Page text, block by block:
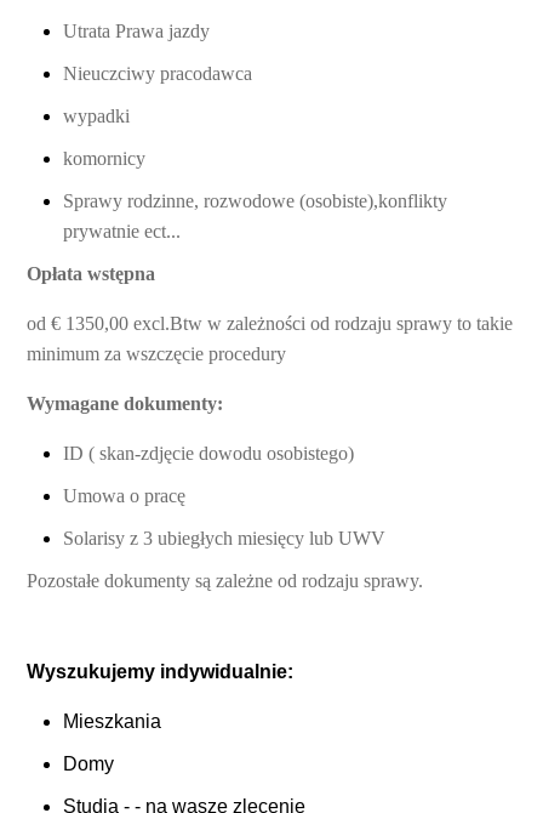
Utrata Prawa jazdy
Nieuczciwy pracodawca
wypadki
komornicy
Sprawy rodzinne, rozwodowe (osobiste),konflikty
prywatnie ect...
Opłata wstępna
od € 1350,00 excl.Btw w zależności od rodzaju sprawy to takie
minimum zawszczęcie procedury
Wymagane dokumenty:
ID ( skan-zdjęcie dowodu osobistego)
Umowa o pracę
Solarisy z 3 ubiegłych miesięcy lub UWV
Pozostałe dokumenty są zależne od rodzaju sprawy.
Wyszukujemy indywidualnie:
Mieszkania
Domy
Studia - - na wasze zlecenie